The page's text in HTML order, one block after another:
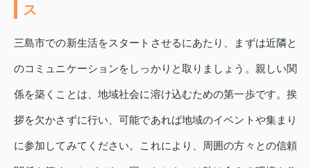
ス
三島市での新生活をスタートさせるにあたり、まずは近隣と
のコミュニケーションをしっかりと取りましょう。親しい関
係を築くことは、地域社会に溶け込むための第一歩です。挨
拶を欠かさずに行い、可能であれば地域のイベントや集まり
に参加してみてください。これにより、周囲の方々との信頼